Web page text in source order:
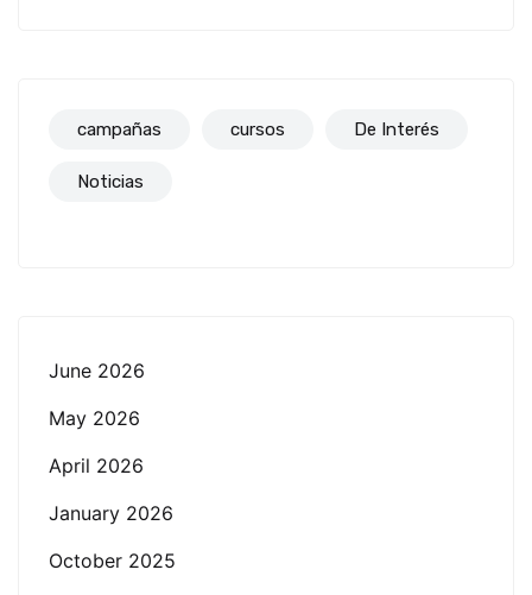
campañas cursos De Interés
Noticias
June 2026
May 2026
April 2026
January 2026
October 2025